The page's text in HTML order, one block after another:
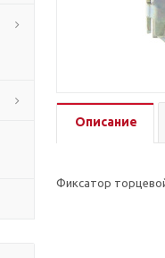
Описание
Фиксатор